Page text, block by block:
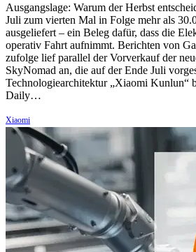
Ausgangslage: Warum der Herbst
Juli zum vierten Mal in Folge mehr als
ausgeliefert – ein Beleg dafür, dass die
operativ Fahrt aufnimmt. Berichten von
zufolge lief parallel der Vorverkauf der
SkyNomad an, die auf der Ende Juli
Technologiearchitektur „Xiaomi Kunlun“
Daily…
Xiaomi